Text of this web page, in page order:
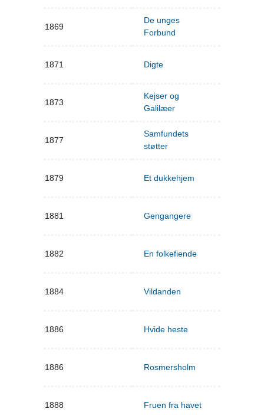
1869
De unges
Forbund
1871 Digte
1873
Kejser og
Galilæer
1877
Samfundets
støtter
1879 Et dukkehjem
1881 Gengangere
1882 En folkefiende
1884 Vildanden
1886 Hvide heste
1886 Rosmersholm
1888 Fruen fra havet